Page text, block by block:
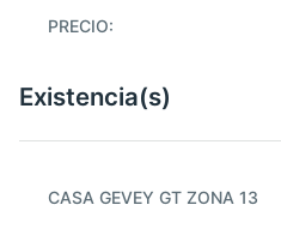
PRECIO:
Existencia(s)
CASA GEVEY GT ZONA 13